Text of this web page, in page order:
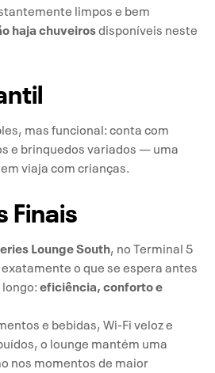
limpos e bem
haja chuveirosdisponíveis neste
mas funcional: conta com
e brinquedos variados — uma
viaja com crianças.
Finais
Lounge South, no Terminal 5
o que se espera antes
eficiência, conforto e
e bebidas, Wi-Fi veloz e
o lounge mantém uma
nos momentos de maior